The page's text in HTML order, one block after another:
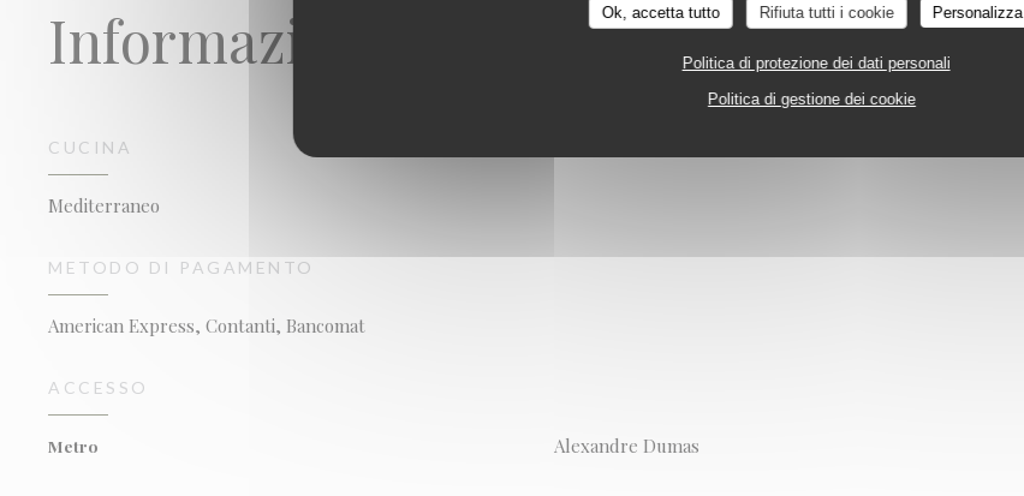
Ok, accetta tutto Rifiuta tutti i cookie Personalizza
Politica di protezione dei dati personali
Politica di gestione dei cookie
Informazioni pratiche
CUCINA
Mediterraneo
METODO DI PAGAMENTO
American Express, Contanti, Bancomat
ACCESSO
Metro Alexandre Dumas